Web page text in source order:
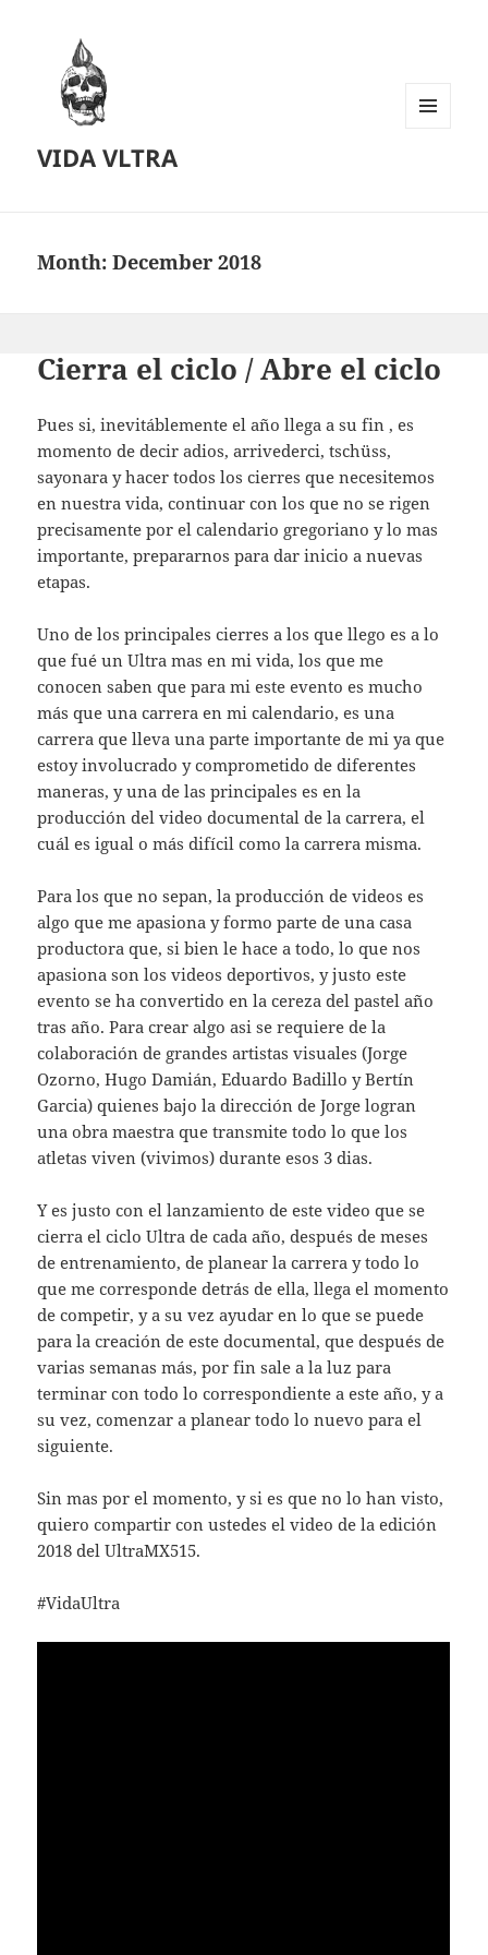
VIDA VLTRA
Month:December 2018
Cierra el ciclo / Abre el ciclo
Pues si, inevitáblemente el año llega a su fin , es
momento de decir adios, arrivederci, tschüss,
sayonara y hacer todos los cierres que necesitemos
en nuestra vida, continuar con los que no se rigen
precisamente por el calendario gregoriano y lo mas
importante, prepararnos para dar inicio a nuevas
etapas.
Uno de los principales cierres a los que llego es a lo
que fué un Ultra mas en mi vida, los que me
conocen saben que para mi este evento es mucho
más que una carrera en mi calendario, es una
carrera que lleva una parte importante de mi ya que
estoy involucrado y comprometido de diferentes
maneras, y una de las principales es en la
producción del video documental de la carrera, el
cuál es igual o más difícil como la carrera misma.
Para los que no sepan, la producción de videos es
algo que me apasiona y formo parte de una casa
productora que, si bien le hace a todo, lo que nos
apasiona son los videos deportivos, y justo este
evento se ha convertido en la cereza del pastel año
tras año. Para crear algo asi se requiere de la
colaboración de grandes artistas visuales (Jorge
Ozorno, Hugo Damián, Eduardo Badillo y Bertín
Garcia) quienes bajo la dirección de Jorge logran
una obra maestra que transmite todo lo que los
atletas viven (vivimos) durante esos 3 dias.
Y es justo con el lanzamiento de este video que se
cierra el ciclo Ultra de cada año, después de meses
de entrenamiento, de planear la carrera y todo lo
que me corresponde detrás de ella, llega el momento
de competir, y a su vez ayudar en lo que se puede
para la creación de este documental, que después de
varias semanas más, por fin sale a la luz para
terminar con todo lo correspondiente a este año, y a
su vez, comenzar a planear todo lo nuevo para el
siguiente.
Sin mas por el momento, y si es que no lo han visto,
quiero compartir con ustedes el video de la edición
2018 del UltraMX515.
#VidaUltra